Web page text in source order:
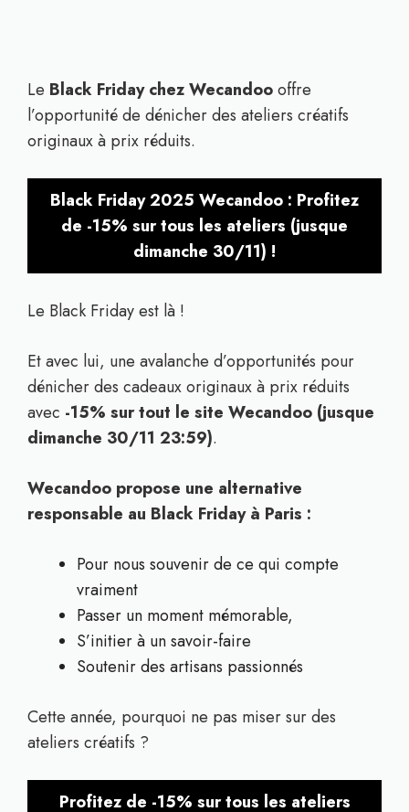
Le Black Friday chez Wecandoooffre
l’opportunité de dénicher des ateliers créatifs
originaux à prix réduits.
Black Friday 2025 Wecandoo : Profitez
de -15% sur tous les ateliers (jusque
dimanche 30/11) !
Le Black Friday est là !
Et avec lui, une avalanche d’opportunités pour
dénicher des cadeaux originaux à prix réduits
avec -15% sur tout le site Wecandoo (jusque
dimanche 30/11 23:59).
Wecandoo propose une alternative
responsable au Black Friday à Paris :
Pour nous souvenir de ce qui compte
vraiment
Passer un moment mémorable,
S’initier à un savoir-faire
Soutenir des artisans passionnés
Cette année, pourquoi ne pas miser sur des
ateliers créatifs ?
Profitez de -15% sur tous les ateliers